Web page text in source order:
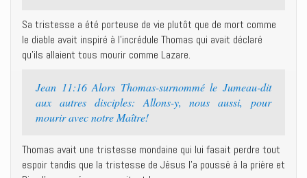
Sa tristesse a été porteuse de vie plutôt que de mort comme
le diable avait inspiré à l’incrédule Thomas qui avait déclaré
qu’ils allaient tous mourir comme Lazare.
Jean 11:16 Alors Thomas-surnommé le Jumeau-dit
aux autres disciples: Allons-y, nous aussi, pour
mourir avec notre Maître!
Thomas avait une tristesse mondaine qui lui fasait perdre tout
espoir tandis que la tristesse de Jésus l’a poussé à la prière et